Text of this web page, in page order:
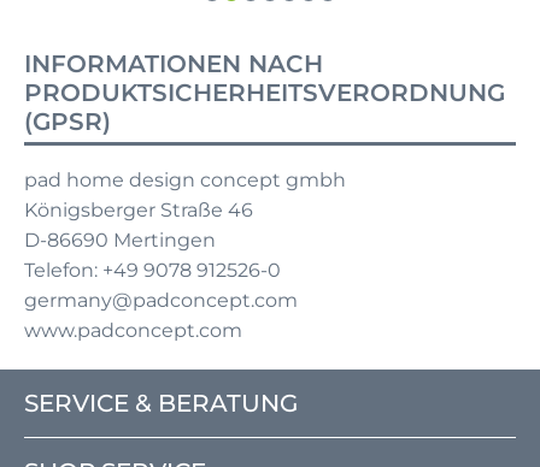
INFORMATIONEN NACH
PRODUKTSICHERHEITSVERORDNUNG
(GPSR)
pad home design concept gmbh
Königsberger Straße 46
D-86690 Mertingen
Telefon: +49 9078 912526-0
germany@padconcept.com
www.padconcept.com
SERVICE & BERATUNG